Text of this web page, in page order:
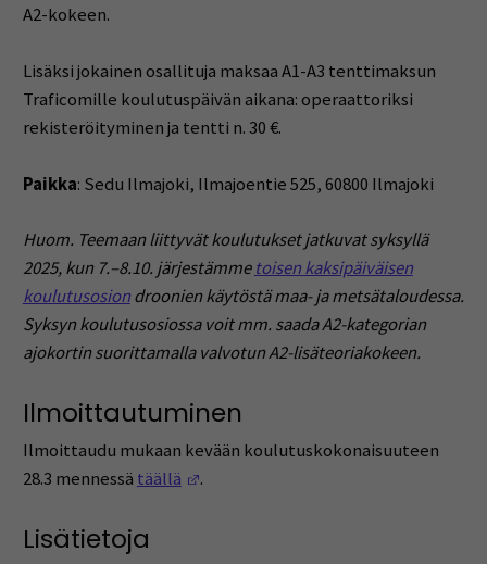
A2-kokeen.
Lisäksi jokainen osallituja maksaa A1-A3 tenttimaksun
Traficomille koulutuspäivän aikana: operaattoriksi
rekisteröityminen ja tentti n. 30 €.
Paikka: Sedu Ilmajoki, Ilmajoentie 525, 60800 Ilmajoki
Huom. Teemaan liittyvät koulutukset jatkuvat syksyllä
2025, kun 7.–8.10. järjestämmetoisen kaksipäiväisen
koulutusosiondroonien käytöstä maa- ja metsätaloudessa.
Syksyn koulutusosiossa voit mm. saada A2-kategorian
ajokortin suorittamalla valvotun A2-lisäteoriakokeen.
Ilmoittautuminen
Ilmoittaudu mukaan kevään koulutuskokonaisuuteen
28.3 mennessä täällä (Opens in a new window)
.
Lisätietoja